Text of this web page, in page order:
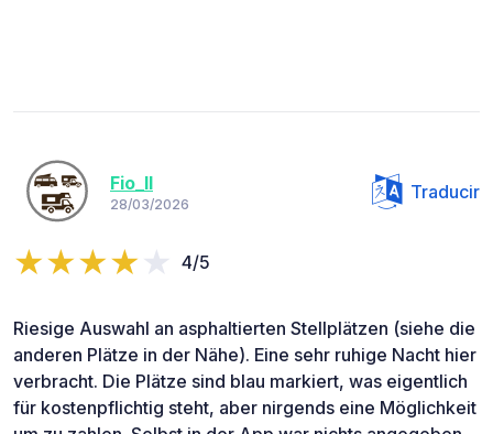
Fio_II
28/03/2026
Traducir
4/5
Riesige Auswahl an asphaltierten Stellplätzen (siehe die
anderen Plätze in der Nähe). Eine sehr ruhige Nacht hier
verbracht. Die Plätze sind blau markiert, was eigentlich
für kostenpflichtig steht, aber nirgends eine Möglichkeit